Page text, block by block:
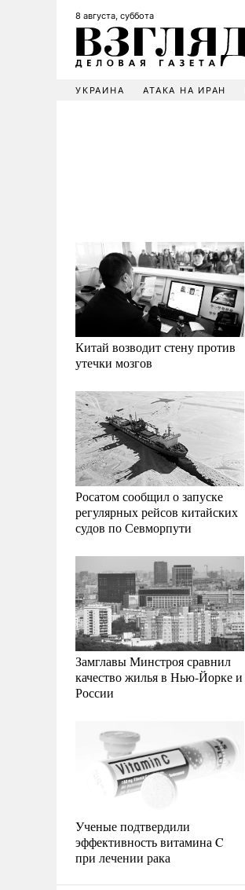
8 августа, суббота
УКРАИНА АТАКА НА ИРАН
Китай возводит стену против
утечки мозгов
Росатом сообщил о запуске
регулярных рейсов китайских
судов по Севморпути
Замглавы Минстроя сравнил
качество жилья в Нью-Йорке и
России
Ученые подтвердили
эффективность витамина C
при лечении рака